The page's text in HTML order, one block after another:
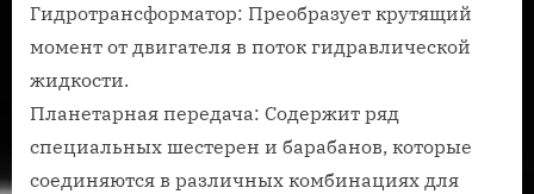
Гидротрансформатор: Преобразует крутящий
момент от двигателя в поток гидравлической
жидкости.
Планетарная передача: Содержит ряд
специальных шестерен и барабанов, которые
соединяются в различных комбинациях для